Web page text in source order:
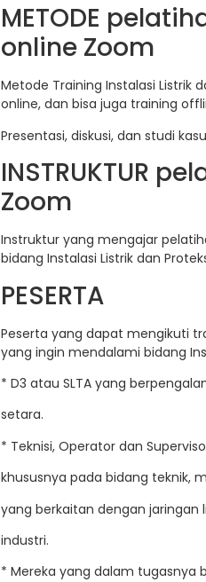
METODE
online Zoom
Metode Training Instalasi Listrik
online, dan bisa juga training
Presentasi, diskusi, dan studi
INSTRUKTUR
Zoom
Instruktur yang mengajar
bidang Instalasi Listrik dan
PESERTA
Peserta yang dapat mengikuti
yang ingin mendalami bidang
* D3 atau SLTA yang
setara.
* Teknisi, Operator dan
khususnya pada bidang teknik,
yang berkaitan dengan jaringan
industri.
* Mereka yang dalam tugasnya